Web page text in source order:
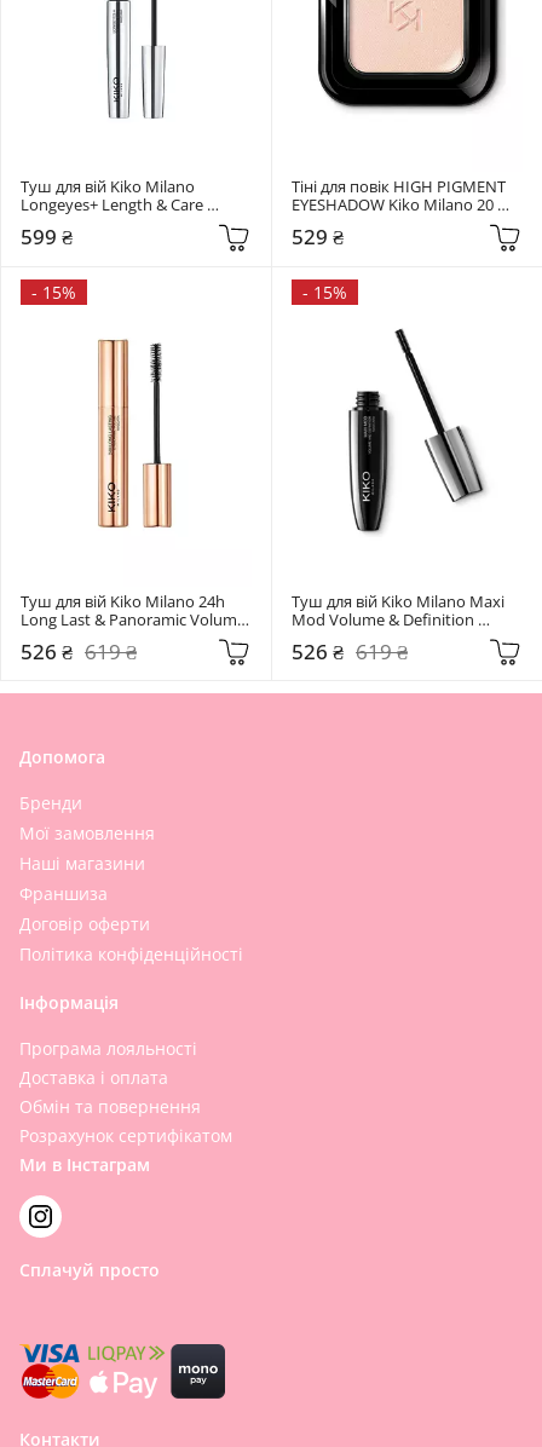
Туш для вій Kiko Milano
Longeyes+ Length & Care
599 ₴
Тіні для повік HIGH PIGMENT
EYESHADOW Kiko Milano 20
529 ₴
- 15%
Туш для вій Kiko Milano 24h
Long Last & Panoramic Volume
526 ₴ 619 ₴
- 15%
Туш для вій Kiko Milano Maxi
Mod Volume & Definition
526 ₴ 619 ₴
Допомога
Бренди
Мої замовлення
Наші магазини
Франшиза
Договір оферти
Політика конфіденційності
Інформація
Програма лояльності
Доставка і оплата
Обмін та повернення
Розрахунок сертифікатом
Ми в Інстаграм
Сплачуй просто
Контакти